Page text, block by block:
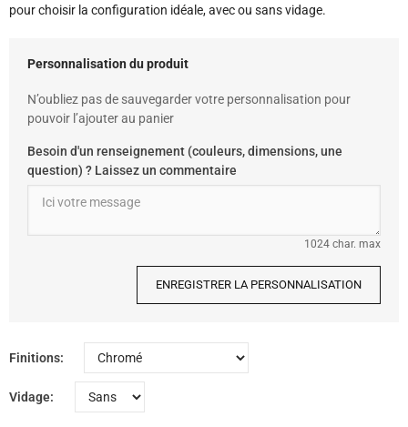
pour choisir la configuration idéale, avec ou sans vidage.
Personnalisation du produit
N’oubliez pas de sauvegarder votre personnalisation pour
pouvoir l’ajouter au panier
Besoin d'un renseignement (couleurs, dimensions, une
question) ? Laissez un commentaire
1024 char. max
ENREGISTRER LA PERSONNALISATION
Finitions
Vidage